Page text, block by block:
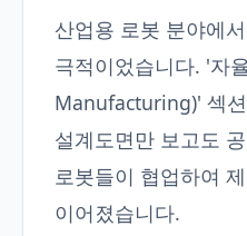
산업용 로봇 분야에
극적이었습니다. '자
Manufacturing)' 섹
설계도면만 보고도
로봇들이 협업하여
이어졌습니다.